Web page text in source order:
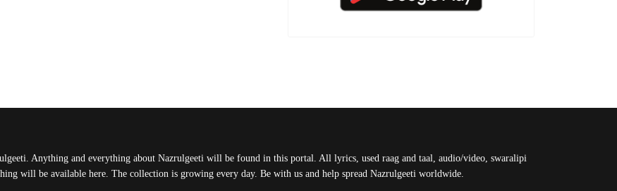
Anything and everything about Nazrulgeeti will be found in this portal. All lyrics, used raag and taal, audio/video, swaralipi
will be available here. The collection is growing every day. Be with us and help spread Nazrulgeeti worldwide.